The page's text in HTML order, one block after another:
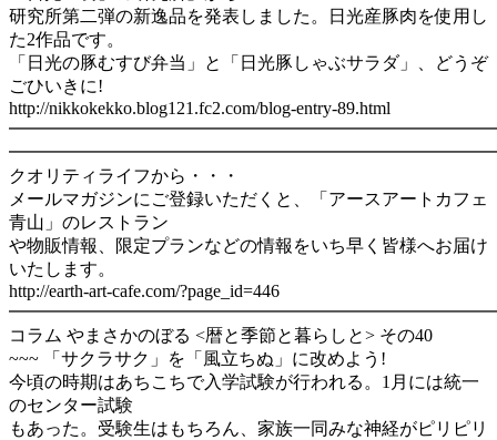
研究所第二弾の新逸品を発表しました。日光産豚肉を使用し
た2作品です。
「日光の豚むすび弁当」と「日光豚しゃぶサラダ」、どうぞ
ごひいきに!
http://nikkokekko.blog121.fc2.com/blog-entry-89.html
クオリティライフから・・・
メールマガジンにご登録いただくと、「アースアートカフェ
青山」のレストラン
や物販情報、限定プランなどの情報をいち早く皆様へお届け
いたします。
http://earth-art-cafe.com/?page_id=446
コラム やまさかのぼる <暦と季節と暮らしと> その40
~~~ 「サクラサク」を「風立ちぬ」に改めよう!
今頃の時期はあちこちで入学試験が行われる。1月には統一
のセンター試験
もあった。受験生はもちろん、家族一同みな神経がピリピリ